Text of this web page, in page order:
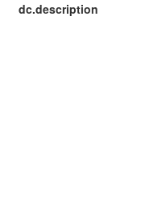
dc.description